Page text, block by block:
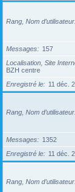
Rang, Nom d’utilisateur
Messages
157
Localisation, Site
BZH centre
Enregistré le
11 déc.
Rang, Nom d’utilisateur
Messages
1352
Enregistré le
11 déc.
Rang, Nom d’utilisateur